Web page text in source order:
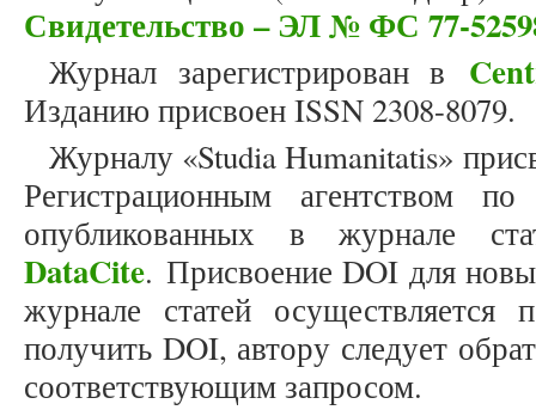
Свидетельство – ЭЛ № ФС 77-
Журнал зарегистрирован в
Изданию присвоен ISSN 2308-8079.
Журналу «Studia Humanitatis»
Регистрационным агентством
опубликованных в журнале
DataCite. Присвоение DOI для
журнале статей
получить DOI, автору следует
соответствующим запросом.